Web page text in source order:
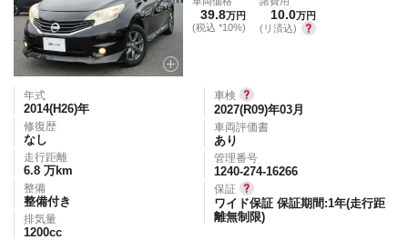
39.8万円
(税込 *10%)
10.0万円
(リ済込)
年式
2014(H26)年
修復歴
なし
走行距離
6.8 万km
整備
整備付き
排気量
1200cc
車検
2027(R09)年03月
車両評価書
あり
管理番号
1240-274-16266
保証
ワイド保証 保証期間:1年(走行距
離無制限)